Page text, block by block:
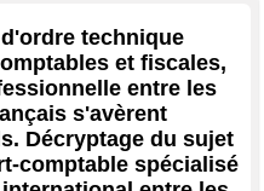
technique
et fiscales,
entre les
s'avèrent
Décryptage du sujet
comptable spécialisé